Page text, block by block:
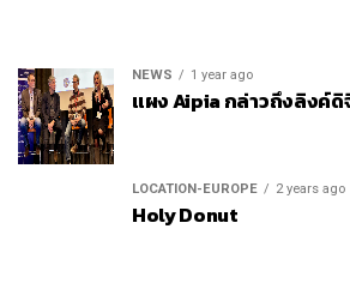
NEWS 1 year ago
แผง Aipia กล่าวถึงลิงค์ดิ
LOCATION-EUROPE 2 years ago
Holy Donut